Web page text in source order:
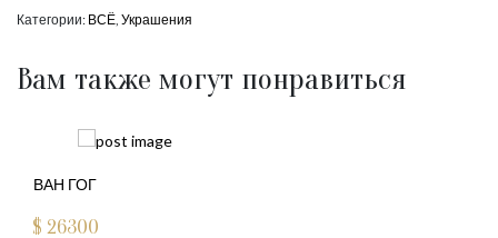
Категории: ВСЁ, Украшения
Вам также могут понравиться
ВАН ГОГ
$ 26300